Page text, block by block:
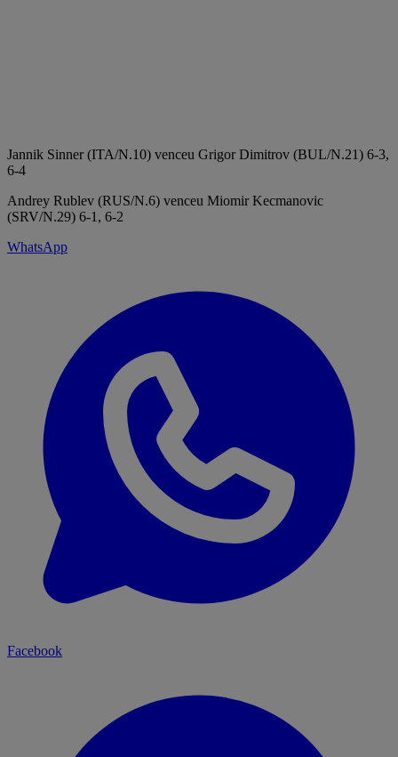
Jannik Sinner (ITA/N.10) venceu Grigor Dimitrov (BUL/N.21) 6-3,
6-4
Andrey Rublev (RUS/N.6) venceu Miomir Kecmanovic
(SRV/N.29) 6-1, 6-2
WhatsApp
Facebook